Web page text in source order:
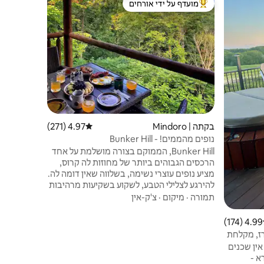
ממוצע של 4.99 מתוך 5, 174 ביקורות
4.99 (174)
מקלחת
אין שכנים
-
מוביל בקרב נכסים מועדפים על ידי אורחים
מועדף על ידי אורחים
בקתה | Mindoro דירוג ממוצע של 4.97 מתוך 5, 271 ביקורות
4.97 (271)
נופים מהממים! - Bunker Hill
@HighPointRetreatsBunker Hill, הממוקם בצורה מושלמת על אחד
הרכסים הגבוהים ביותר של מחוזות לה קרוס,
מציע נופים עוצרי נשימה, בשלווה שאין דומה לה.
להירגע לצלילי הטבע, לשקוע בשקיעות מרהיבות
ולמצוא השראה בשלווה טהורה. בין אם אתם
תמורה · מיקום · צ'ק-אין